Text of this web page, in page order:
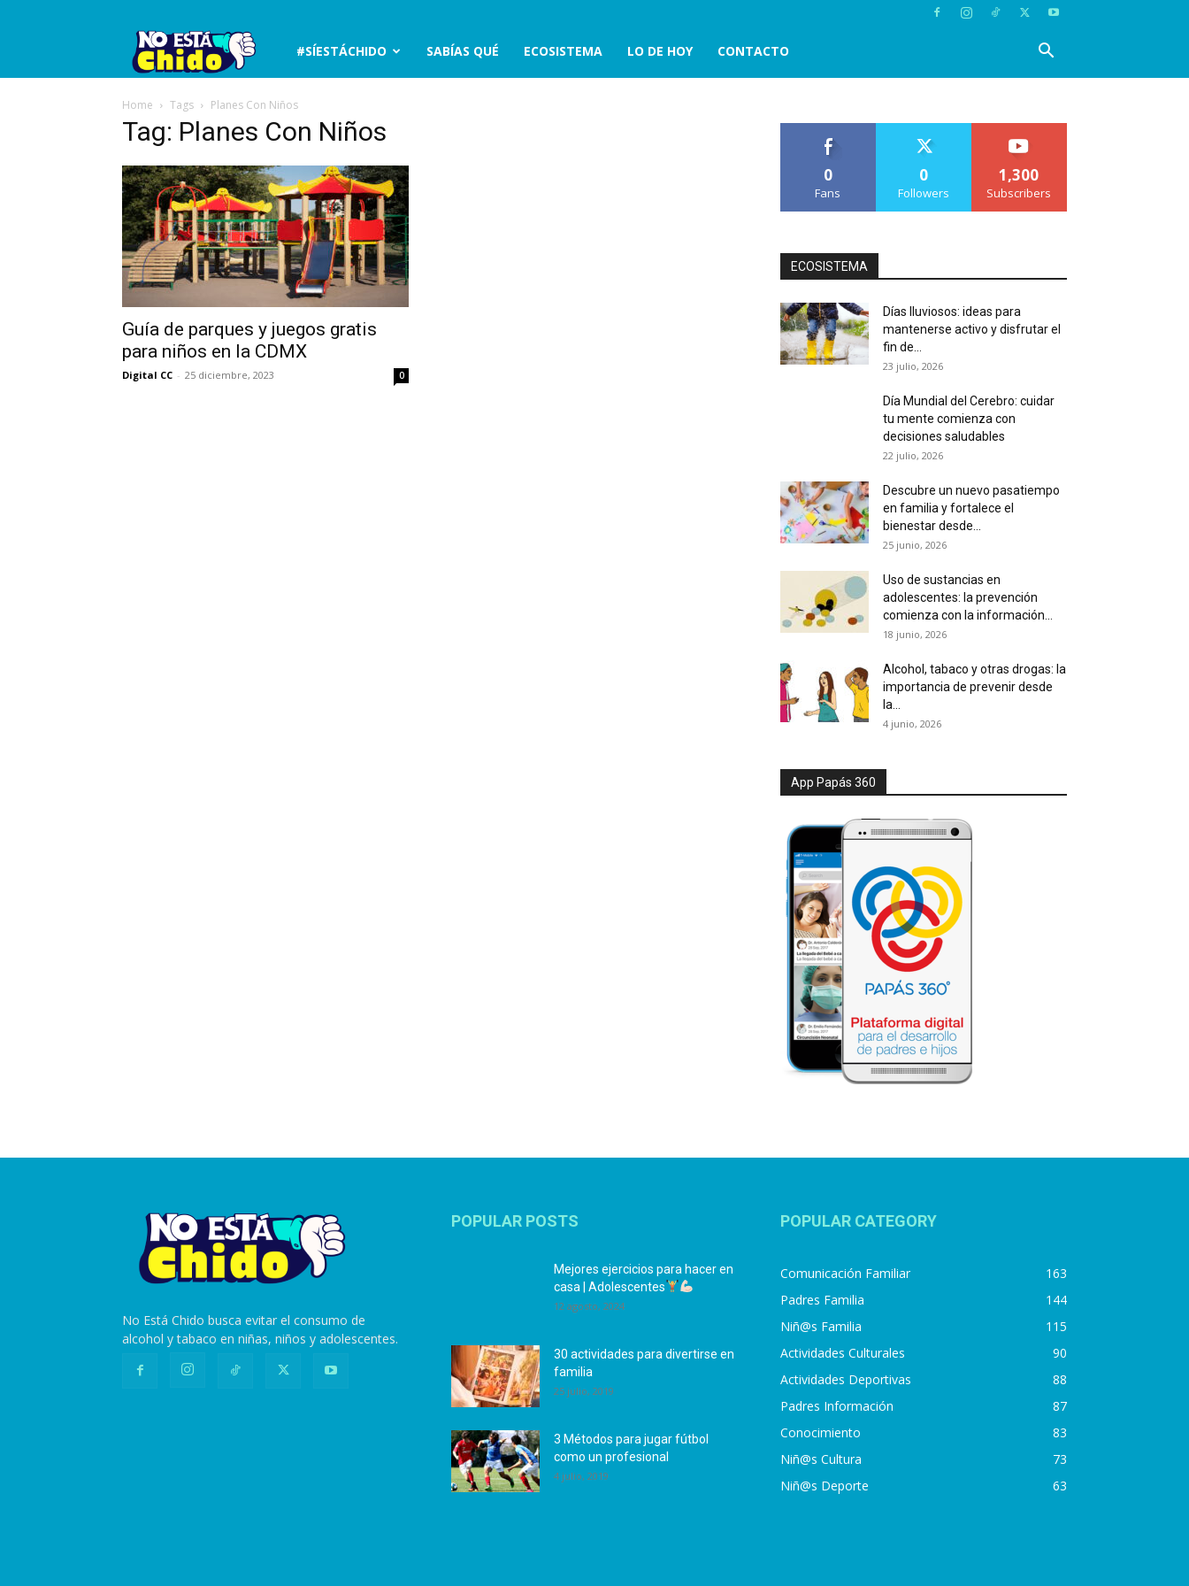
No
está
#SÍESTÁCHIDO SABÍAS QUÉ ECOSISTEMA LO DE HOY CONTACTO
Home Tags Planes Con Niños
Tag: Planes Con Niños
Guía de parques y juegos gratis
para niños en la CDMX
Digital CC - 25 diciembre, 2023 0
0
Fans
0
Followers
1,300
Subscribers
ECOSISTEMA
Días lluviosos: ideas para
mantenerse activo y disfrutar el
fin de...
23 julio, 2026
Día Mundial del Cerebro: cuidar
tu mente comienza con
decisiones saludables
22 julio, 2026
Descubre un nuevo pasatiempo
en familia y fortalece el
bienestar desde...
25 junio, 2026
Uso de sustancias en
adolescentes: la prevención
comienza con la información...
18 junio, 2026
Alcohol, tabaco y otras drogas: la
importancia de prevenir desde
la...
4 junio, 2026
App Papás 360
No Está Chido busca evitar el consumo de
alcohol y tabaco en niñas, niños y adolescentes.
POPULAR POSTS
Mejores ejercicios para hacer en
casa | Adolescentes
12 agosto, 2024
30 actividades para divertirse en
familia
25 julio, 2019
3 Métodos para jugar fútbol
como un profesional
4 julio, 2019
POPULAR CATEGORY
Comunicación Familiar
163
Padres Familia
144
Niñ@s Familia
115
Actividades Culturales
90
Actividades Deportivas
88
Padres Información
87
Conocimiento
83
Niñ@s Cultura
73
Niñ@s Deporte
63